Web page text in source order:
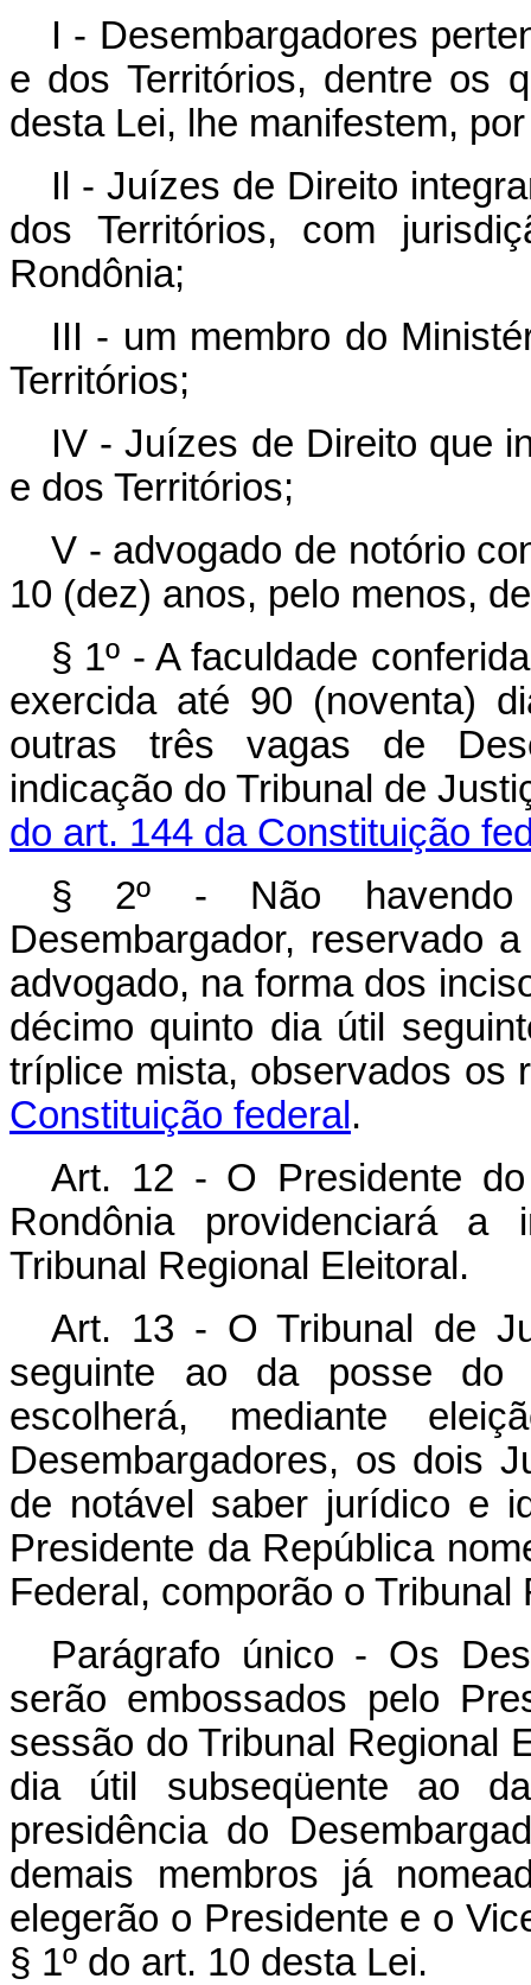
I - Desembargadores
e dos Territórios, dentre os
desta Lei, lhe manifestem,
Il - Juízes de Direito
dos Territórios, com
Rondônia;
III - um membro do
Territórios;
IV - Juízes de Direito que
e dos Territórios;
V - advogado de notório
10 (dez) anos, pelo menos,
§ 1º - A faculdade
exercida até 90 (noventa)
outras três vagas de
indicação do Tribunal de
do art. 144 da Constituição
§ 2º - Não havendo
Desembargador, reservado
advogado, na forma dos
décimo quinto dia útil
tríplice mista, observados os
Constituição federal .
Art. 12 - O Presidente
Rondônia providenciará a
Tribunal Regional Eleitoral.
Art. 13 - O Tribunal de
seguinte ao da posse do
escolherá, mediante
Desembargadores, os dois
de notável saber jurídico e
Presidente da República
Federal, comporão o Tribunal
Parágrafo único - Os
serão embossados pelo
sessão do Tribunal Regional
dia útil subseqüente ao
presidência do
demais membros já
elegerão o Presidente e o
§ 1º do art. 10 desta Lei.